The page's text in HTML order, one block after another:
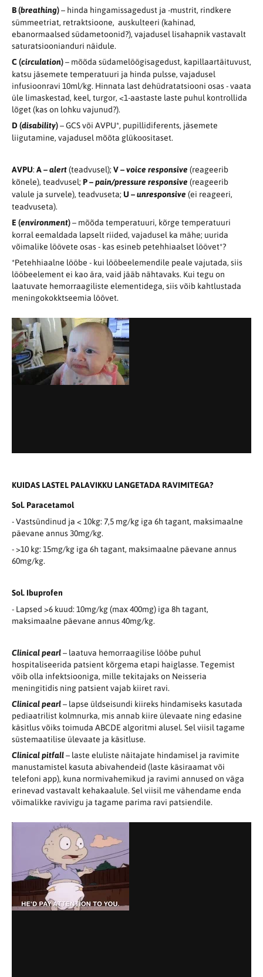
B (breathing)– hinda hingamissagedust ja -mustrit, rindkere
sümmeetriat, retraktsioone, auskulteeri (kahinad,
ebanormaalsed südametoonid?), vajadusel lisahapnik vastavalt
saturatsioonianduri näidule.
C (circulation)– mõõda südamelöögisagedust, kapillaartäituvust,
katsu jäsemete temperatuuri ja hinda pulsse, vajadusel
infusioonravi 10ml/kg. Hinnata last dehüdratatsiooni osas - vaata
üle limaskestad, keel, turgor, <1-aastaste laste puhul kontrollida
lõget (kas on lohku vajunud?).
D (disability)– GCS või AVPU*, pupillidiferents, jäsemete
liigutamine, vajadusel mõõta glükoositaset.
AVPU: A –alert(teadvusel); V –voice responsive (reageerib
kõnele), teadvusel; P –pain/pressure responsive (reageerib
valule ja survele), teadvuseta; U –unresponsive (ei reageeri,
teadvuseta).
E (environment)– mõõda temperatuuri, kõrge temperatuuri
korral eemaldada lapselt riided, vajadusel ka mähe; uurida
võimalike löövete osas - kas esineb petehhiaalset löövet*?
*Petehhiaalne lööbe - kui lööbeelemendile peale vajutada, siis
lööbeelement ei kao ära, vaid jääb nähtavaks. Kui tegu on
laatuvate hemorraagiliste elementidega, siis võib kahtlustada
meningokokktseemia löövet.
KUIDAS LASTEL PALAVIKKU LANGETADA RAVIMITEGA?
Sol. Paracetamol
- Vastsündinud ja < 10kg: 7,5 mg/kg iga 6h tagant, maksimaalne
päevane annus 30mg/kg.
- >10 kg: 15mg/kg iga 6h tagant, maksimaalne päevane annus
60mg/kg.
Sol. Ibuprofen
- Lapsed >6 kuud: 10mg/kg (max 400mg) iga 8h tagant,
maksimaalne päevane annus 40mg/kg.
Clinical pearl– laatuva hemorraagilise lööbe puhul
hospitaliseerida patsient kõrgema etapi haiglasse. Tegemist
võib olla infektsiooniga, mille tekitajaks on Neisseria
meningitidis ning patsient vajab kiiret ravi.
Clinical pearl– lapse üldseisundi kiireks hindamiseks kasutada
pediaatrilist kolmnurka, mis annab kiire ülevaate ning edasine
käsitlus võiks toimuda ABCDE algoritmi alusel. Sel viisil tagame
süstemaatilise ülevaate ja käsitluse.
Clinical pitfall– laste eluliste näitajate hindamisel ja ravimite
manustamistel kasuta abivahendeid (laste käsiraamat või
telefoni app), kuna normivahemikud ja ravimi annused on väga
erinevad vastavalt kehakaalule. Sel viisil me vähendame enda
võimalikke ravivigu ja tagame parima ravi patsiendile.